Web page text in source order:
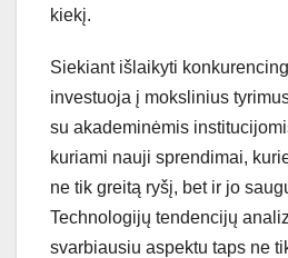
kiekį.
Siekiant išlaikyti
investuoja į mokslinius
su akademinėmis
kuriami nauji sprendimai,
ne tik greitą ryšį, bet ir jo
Technologijų tendencijų
svarbiausiu aspektu taps ne